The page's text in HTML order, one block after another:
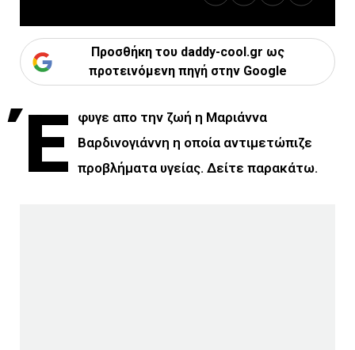
Προσθήκη του daddy-cool.gr ως
προτεινόμενη πηγή στην Google
Έ
φυγε απο την ζωή η Μαριάννα
Βαρδινογιάννη η οποία αντιμετώπιζε
προβλήματα υγείας. Δείτε παρακάτω.